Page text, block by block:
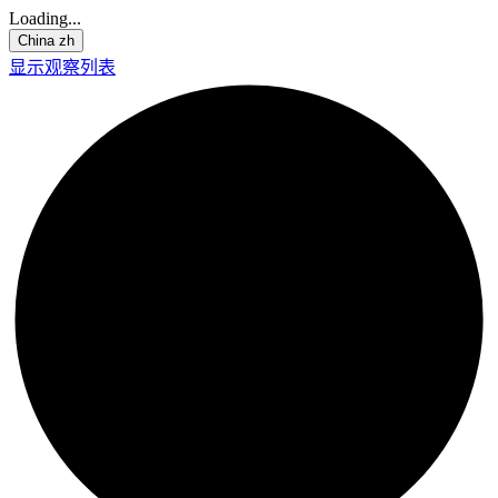
Loading...
China zh
显示观察列表